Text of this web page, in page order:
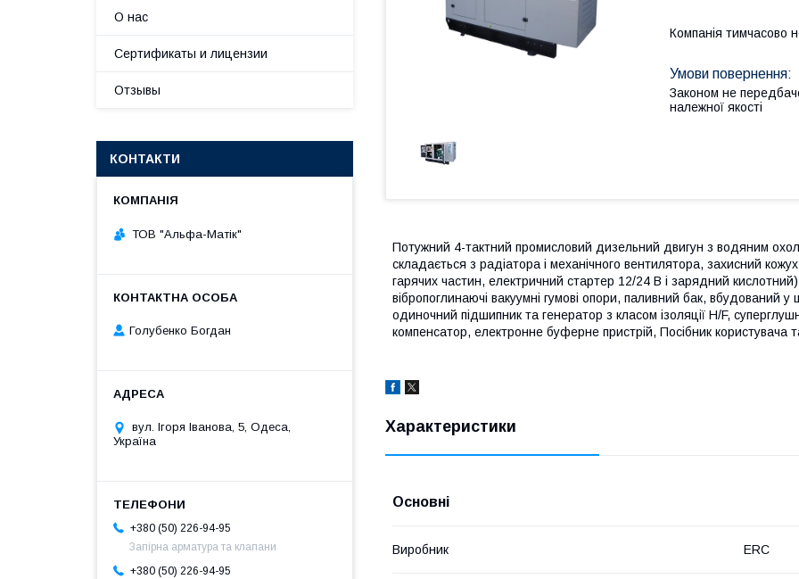
Компанія тимчасово
Законом не
належної якості
Потужний 4-тактний промисловий дизельний двигун з водяним
складається з радіатора і механічного вентилятора, захисний
гарячих частин, електричний стартер 12/24 В і зарядний
вібропоглинаючі вакуумні гумові опори, паливний бак, вбудований
одиночний підшипник та генератор з класом ізоляції H/F,
компенсатор, електронне буферне пристрій, Посібник користувача
Характеристики
Основні
Виробник ERC
О нас
Сертификаты и лицензии
Отзывы
КОНТАКТИ
ТОВ "Альфа-Матік"
Голубенко Богдан
вул. Ігоря Іванова, 5, Одеса,
Україна
+380 (50) 226-94-95
Запірна арматура та клапани
+380 (50) 226-94-95